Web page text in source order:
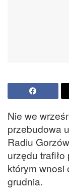
Nie we
przebudowa
Radiu
urzędu
którym wnosi
grudnia.